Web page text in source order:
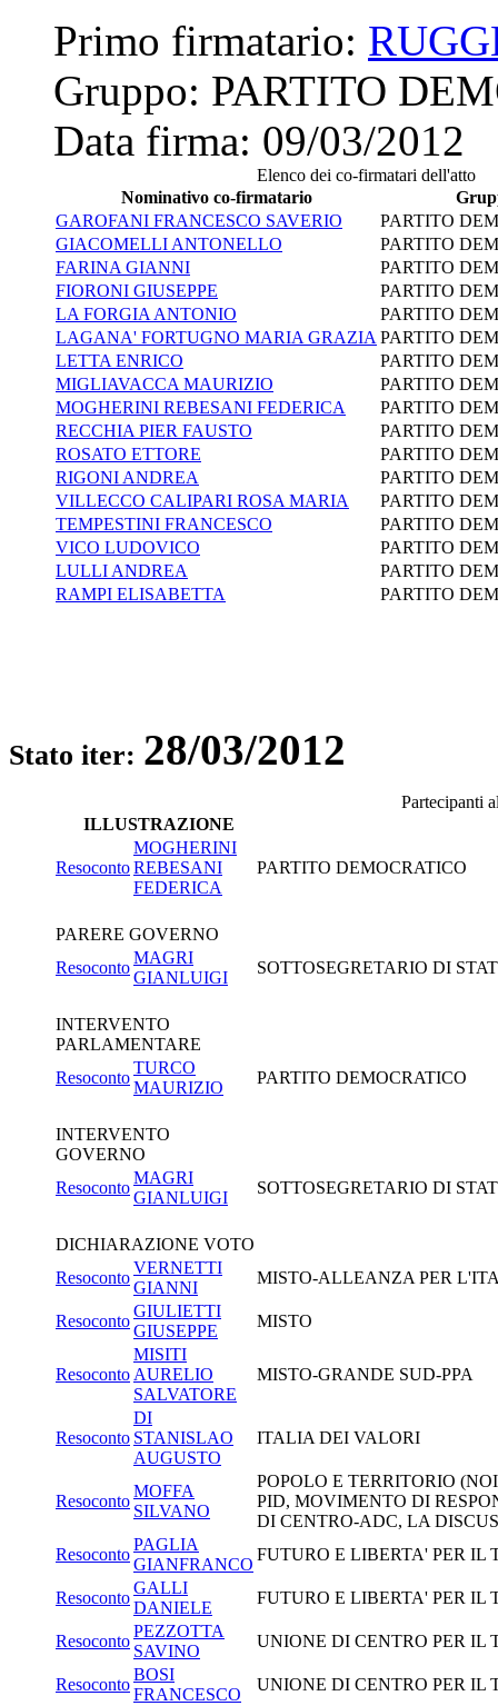
Primo firmatario:
Gruppo: PARTITO
Data firma: 09/03/2012
Elenco dei co-firmatari dell'atto
Nominativo co-firmatario
GAROFANI FRANCESCO SAVERIO
PARTITO
GIACOMELLI ANTONELLO
PARTITO
FARINA GIANNI
PARTITO
FIORONI GIUSEPPE
PARTITO
LA FORGIA ANTONIO
PARTITO
LAGANA' FORTUGNO MARIA GRAZIA PARTITO
LETTA ENRICO
PARTITO
MIGLIAVACCA MAURIZIO
PARTITO
MOGHERINI REBESANI FEDERICA
PARTITO
RECCHIA PIER FAUSTO
PARTITO
ROSATO ETTORE
PARTITO
RIGONI ANDREA
PARTITO
VILLECCO CALIPARI ROSA MARIA
PARTITO
TEMPESTINI FRANCESCO
PARTITO
VICO LUDOVICO
PARTITO
LULLI ANDREA
PARTITO
RAMPI ELISABETTA
PARTITO
Stato iter: 28/03/2012
Partecipanti
ILLUSTRAZIONE
Resoconto
MOGHERINI
REBESANI
FEDERICA
PARTITO DEMOCRATICO
PARERE GOVERNO
Resoconto
MAGRI
GIANLUIGI
SOTTOSEGRETARIO DI
INTERVENTO
PARLAMENTARE
Resoconto
TURCO
MAURIZIO
PARTITO DEMOCRATICO
INTERVENTO
GOVERNO
Resoconto
MAGRI
GIANLUIGI
SOTTOSEGRETARIO DI
DICHIARAZIONE VOTO
Resoconto
VERNETTI
GIANNI
MISTO-ALLEANZA PER
Resoconto
GIULIETTI
GIUSEPPE
MISTO
Resoconto
MISITI
AURELIO
SALVATORE
MISTO-GRANDE SUD-PPA
Resoconto
DI
STANISLAO
AUGUSTO
ITALIA DEI VALORI
Resoconto
MOFFA
SILVANO
POPOLO E TERRITORIO
PID, MOVIMENTO DI
DI CENTRO-ADC, LA
Resoconto
PAGLIA
GIANFRANCO
FUTURO E LIBERTA' PER IL
Resoconto
GALLI
DANIELE
FUTURO E LIBERTA' PER IL
Resoconto
PEZZOTTA
SAVINO
UNIONE DI CENTRO PER IL
Resoconto
BOSI
FRANCESCO
UNIONE DI CENTRO PER IL